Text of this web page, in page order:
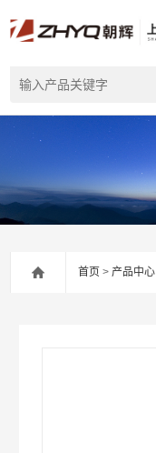
首页 >产品中心